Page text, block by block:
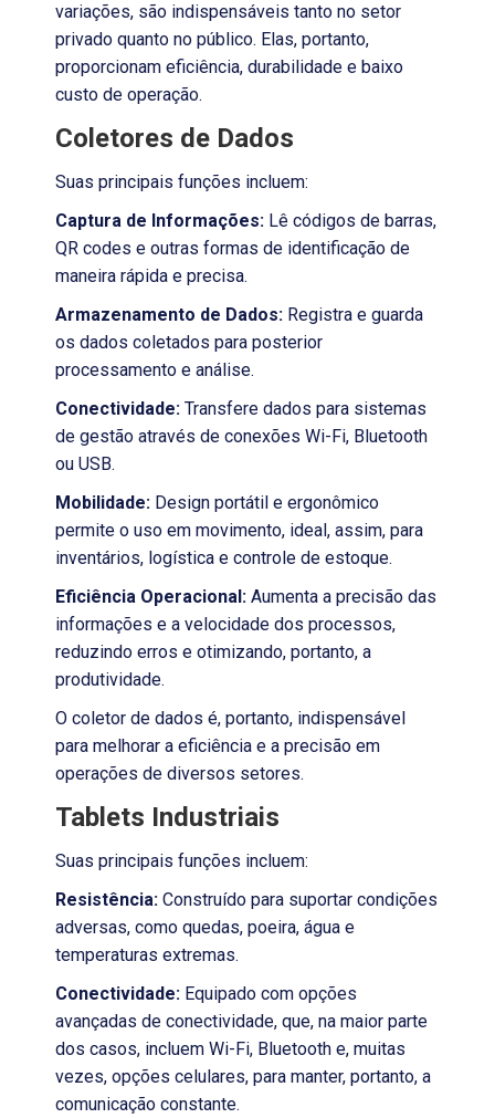
variações, são indispensáveis tanto no setor
privado quanto no público. Elas, portanto,
proporcionam eficiência, durabilidade e baixo
custo de operação.
Coletores de Dados
Suas principais funções incluem:
Captura de Informações: Lê códigos de barras,
QR codes e outras formas de identificação de
maneira rápida e precisa.
Armazenamento de Dados: Registra e guarda
os dados coletados para posterior
processamento e análise.
Conectividade: Transfere dados para sistemas
de gestão através de conexões Wi-Fi, Bluetooth
ou USB.
Mobilidade: Design portátil e ergonômico
permite o uso em movimento, ideal, assim, para
inventários, logística e controle de estoque.
Eficiência Operacional: Aumenta a precisão das
informações e a velocidade dos processos,
reduzindo erros e otimizando, portanto, a
produtividade.
O coletor de dados é, portanto, indispensável
para melhorar a eficiência e a precisão em
operações de diversos setores.
Tablets Industriais
Suas principais funções incluem:
Resistência: Construído para suportar condições
adversas, como quedas, poeira, água e
temperaturas extremas.
Conectividade: Equipado com opções
avançadas de conectividade, que, na maior parte
dos casos, incluem Wi-Fi, Bluetooth e, muitas
vezes, opções celulares, para manter, portanto, a
comunicação constante.